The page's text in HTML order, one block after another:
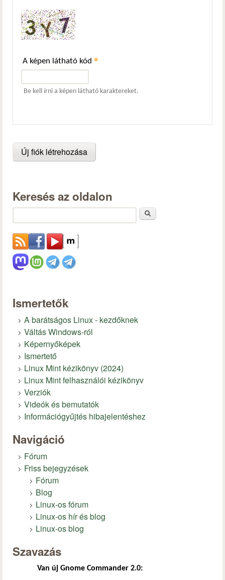
A képen látható kód *
Be kell írni a képen látható karaktereket.
Keresés az oldalon
Ismertetők
A barátságos Linux - kezdőknek
Váltás Windows-ról
Képernyőképek
Ismertető
Linux Mint kézikönyv (2024)
Linux Mint felhasználói kézikönyv
Verziók
Videók és bemutatók
Információgyűjtés hibajelentéshez
Navigáció
Fórum
Friss bejegyzések
Fórum
Blog
Linux-os fórum
Linux-os hír és blog
Linux-os blog
Szavazás
Van új Gnome Commander 2.0: